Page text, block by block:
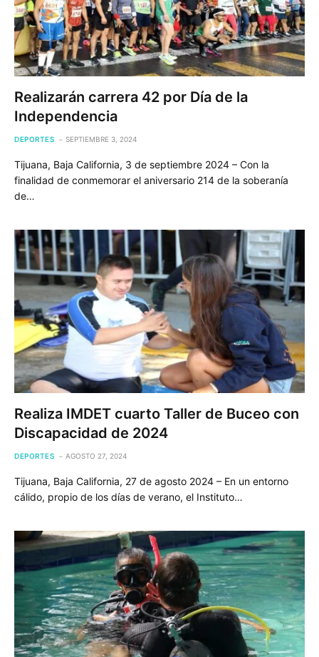
Realizarán carrera 42 por Día de la
Independencia
DEPORTES SEPTIEMBRE 3, 2024
Tijuana, Baja California, 3 de septiembre 2024 – Con la
finalidad de conmemorar el aniversario 214 de la soberanía
de…
Realiza IMDET cuarto Taller de Buceo con
Discapacidad de 2024
DEPORTES AGOSTO 27, 2024
Tijuana, Baja California, 27 de agosto 2024 – En un entorno
cálido, propio de los días de verano, el Instituto…